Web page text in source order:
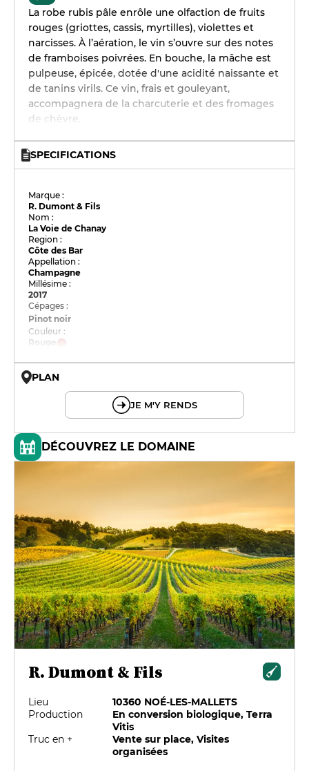
La robe rubis pâle enrôle une olfaction de fruits
rouges (griottes, cassis, myrtilles), violettes et
narcisses. À l’aération, le vin s’ouvre sur des notes
de framboises poivrées. En bouche, la mâche est
pulpeuse, épicée, dotée d'une acidité naissante et
de tanins virils. Ce vin, frais et gouleyant,
accompagnera de la charcuterie et des fromages
de chèvre.
SPECIFICATIONS
Marque :
R. Dumont & Fils
Nom :
La Voie de Chanay
Region :
Côte des Bar
Appellation :
Champagne
Millésime :
2017
Cépages :
Pinot noir
Couleur :
Rouge
PLAN
JE M'Y RENDS
DÉCOUVREZ LE DOMAINE
R. Dumont & Fils
Lieu
10360 NOÉ-LES-MALLETS
Production
En conversion biologique, Terra
Vitis
Truc en +
Vente sur place, Visites
organisées